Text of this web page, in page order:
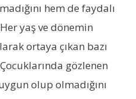
hem de faydalı
yaş ve dönemin
ortaya çıkan bazı
gözlenen
olup olmadığını